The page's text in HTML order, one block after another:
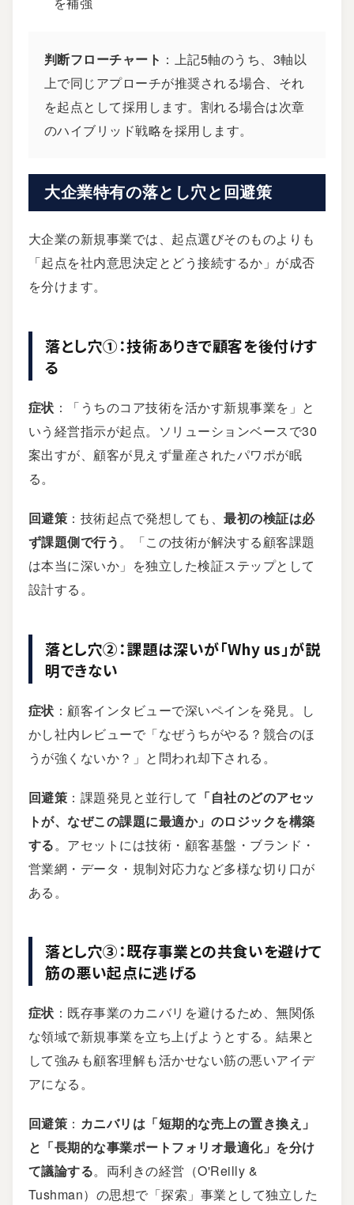
判断フローチャート ：上記5軸のうち、3軸以
上で同じアプローチが推奨される場合、それ
を起点として採用します。割れる場合は次章
のハイブリッド戦略を採用します。
大企業特有の落とし穴と回避策
大企業の新規事業では、起点選びそのものよりも
「起点を社内意思決定とどう接続するか」が成否
を分けます。
落とし穴①：技術ありきで顧客を後付けす
る
症状 ：「うちのコア技術を活かす新規事業を」と
いう経営指示が起点。ソリューションベースで30
案出すが、顧客が見えず量産されたパワポが眠
る。
回避策 ：技術起点で発想しても、最初の検証は必
ず課題側で行う。「この技術が解決する顧客課題
は本当に深いか」を独立した検証ステップとして
設計する。
落とし穴②：課題は深いが「Why us」が説
明できない
症状 ：顧客インタビューで深いペインを発見。し
かし社内レビューで「なぜうちがやる？競合のほ
うが強くないか？」と問われ却下される。
回避策 ：課題発見と並行して 「自社のどのアセッ
トが、なぜこの課題に最適か」のロジックを構築
する。アセットには技術・顧客基盤・ブランド・
営業網・データ・規制対応力など多様な切り口が
ある。
落とし穴③：既存事業との共食いを避けて
筋の悪い起点に逃げる
症状 ：既存事業のカニバリを避けるため、無関係
な領域で新規事業を立ち上げようとする。結果と
して強みも顧客理解も活かせない筋の悪いアイデ
アになる。
回避策 ： カニバリは「短期的な売上の置き換え」
と「長期的な事業ポートフォリオ最適化」を分け
て議論する。両利きの経営（O'Reilly &
Tushman）の思想で「探索」事業として独立した